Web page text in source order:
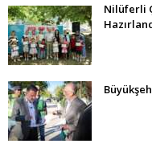
Nilüferli